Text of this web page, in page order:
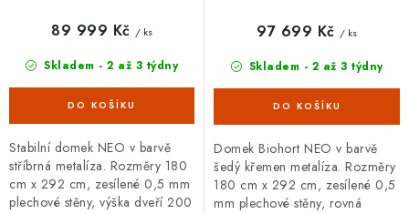
Skladem - 2 až 3 týdny
89 999 Kč / ks
Stabilní domek NEO v barvě
stříbrná metalíza. Rozměry 180
cm x 292 cm, zesílené 0,5 mm
plechové stěny, výška dveří 200
Skladem - 2 až 3 týdny
97 699 Kč / ks
Domek Biohort NEO v barvě
šedý křemen metalíza. Rozměry
180 cm x 292 cm, zesílené 0,5
mm plechové stěny, rovná